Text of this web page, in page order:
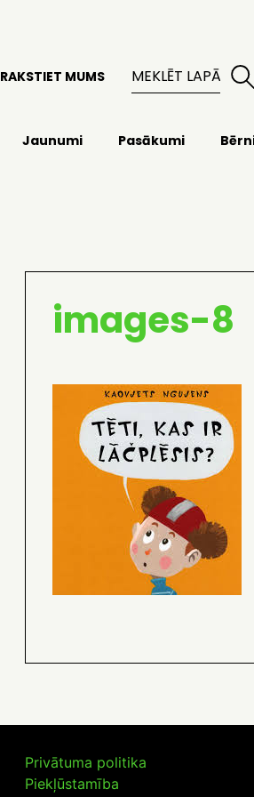
RAKSTIET MUMS
Jaunumi Pasākumi
images-8
Privātuma politika
Piekļūstamība